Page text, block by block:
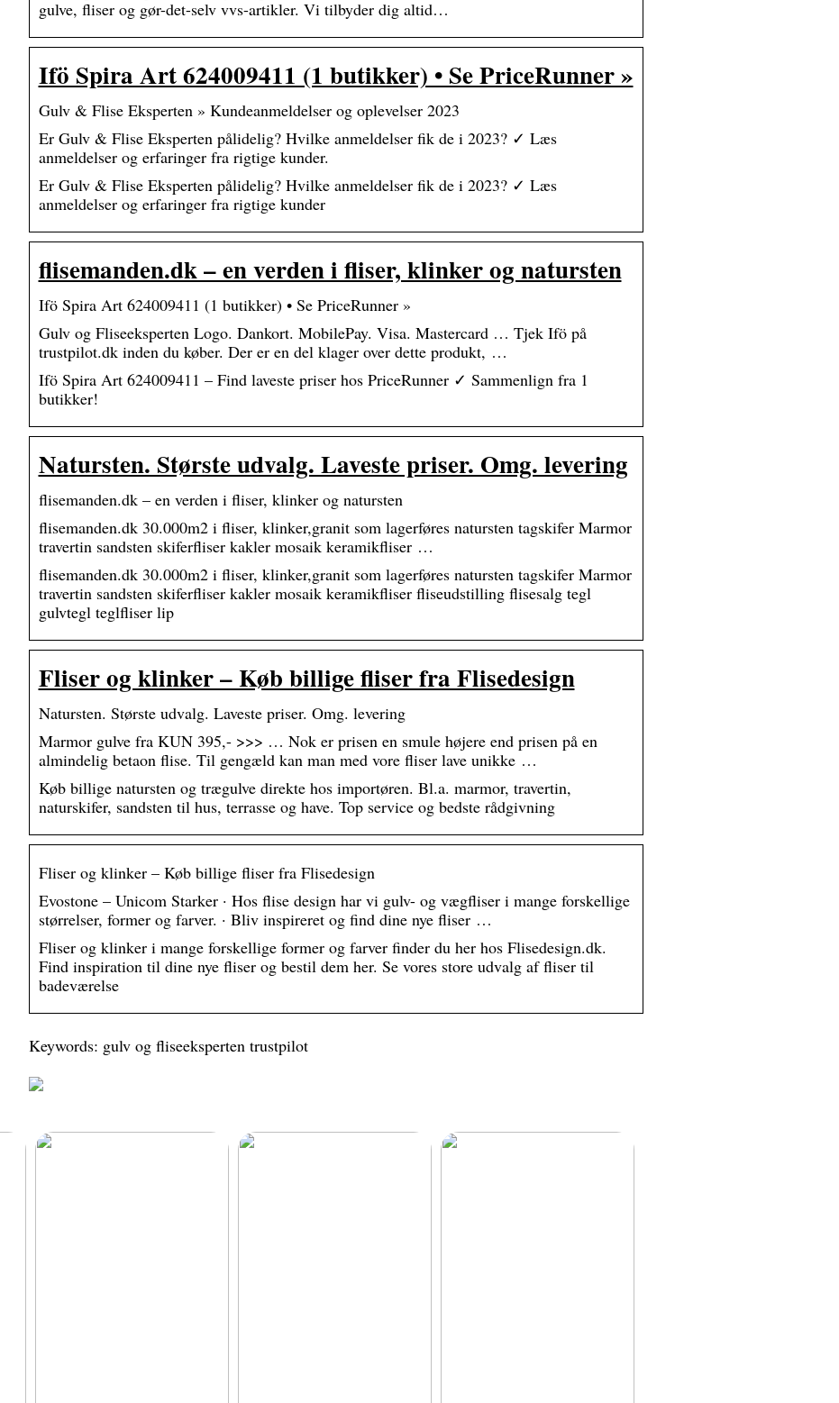
gulve, fliser og gør-det-selv vvs-artikler. Vi tilbyder dig altid…
Ifö Spira Art 624009411 (1 butikker) • Se PriceRunner »
Gulv & Flise Eksperten » Kundeanmeldelser og oplevelser 2023
Er Gulv & Flise Eksperten pålidelig? Hvilke anmeldelser fik de i 2023? ✓ Læs
anmeldelser og erfaringer fra rigtige kunder.
Er Gulv & Flise Eksperten pålidelig? Hvilke anmeldelser fik de i 2023? ✓ Læs
anmeldelser og erfaringer fra rigtige kunder
flisemanden.dk – en verden i fliser, klinker og natursten
Ifö Spira Art 624009411 (1 butikker) • Se PriceRunner »
Gulv og Fliseeksperten Logo. Dankort. MobilePay. Visa. Mastercard … Tjek Ifö på
trustpilot.dk inden du køber. Der er en del klager over dette produkt, …
Ifö Spira Art 624009411 – Find laveste priser hos PriceRunner ✓ Sammenlign fra 1
butikker!
Natursten. Største udvalg. Laveste priser. Omg. levering
flisemanden.dk – en verden i fliser, klinker og natursten
flisemanden.dk 30.000m2 i fliser, klinker,granit som lagerføres natursten tagskifer Marmor
travertin sandsten skiferfliser kakler mosaik keramikfliser …
flisemanden.dk 30.000m2 i fliser, klinker,granit som lagerføres natursten tagskifer Marmor
travertin sandsten skiferfliser kakler mosaik keramikfliser fliseudstilling flisesalg tegl
gulvtegl teglfliser lip
Fliser og klinker – Køb billige fliser fra Flisedesign
Natursten. Største udvalg. Laveste priser. Omg. levering
Marmor gulve fra KUN 395,- >>> … Nok er prisen en smule højere end prisen på en
almindelig betaon flise. Til gengæld kan man med vore fliser lave unikke …
Køb billige natursten og trægulve direkte hos importøren. Bl.a. marmor, travertin,
naturskifer, sandsten til hus, terrasse og have. Top service og bedste rådgivning
Fliser og klinker – Køb billige fliser fra Flisedesign
Evostone – Unicom Starker · Hos flise design har vi gulv- og vægfliser i mange forskellige
størrelser, former og farver. · Bliv inspireret og find dine nye fliser …
Fliser og klinker i mange forskellige former og farver finder du her hos Flisedesign.dk.
Find inspiration til dine nye fliser og bestil dem her. Se vores store udvalg af fliser til
badeværelse
Keywords: gulv og fliseeksperten trustpilot